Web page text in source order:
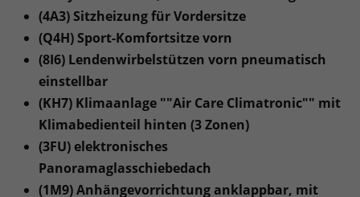
(4A3) Sitzheizung für Vordersitze
(Q4H) Sport-Komfortsitze vorn
(8I6) Lendenwirbelstützen vorn pneumatisch
einstellbar
(KH7) Klimaanlage ""Air Care Climatronic"" mit
Klimabedienteil hinten (3 Zonen)
(3FU) elektronisches
Panoramaglasschiebedach
(1M9) Anhängevorrichtung anklappbar, mit